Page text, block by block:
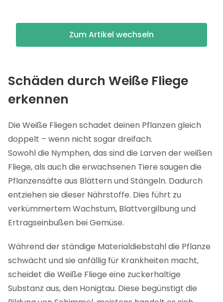
Zum Artikel wechseln
Schäden durch Weiße Fliege
erkennen
Die Weiße Fliegen schadet deinen Pflanzen gleich
doppelt – wenn nicht sogar dreifach.
Sowohl die Nymphen, das sind die Larven der weißen
Fliege, als auch die erwachsenen Tiere saugen die
Pflanzensäfte aus Blättern und Stängeln. Dadurch
entziehen sie dieser Nährstoffe. Dies führt zu
verkümmertem Wachstum, Blattvergilbung und
Ertragseinbußen bei Gemüse.
Während der ständige Materialdiebstahl die Pflanze
schwächt und sie anfällig für Krankheiten macht,
scheidet die Weiße Fliege eine zuckerhaltige
Substanz aus, den Honigtau. Diese begünstigt die